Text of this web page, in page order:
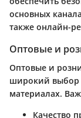
основных
также онлайн-
Оптовые и
Оптовые и
широкий выбор
материалах.
Качество